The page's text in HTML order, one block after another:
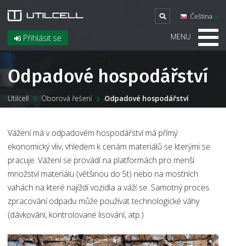
Přihlásit se
Čeština
MENU
Odpadové hospodářství
Utilcell Oborová řešení Odpadové hospodářství
Vážení má v odpadovém hospodářství má přímý
ekonomický vliv, vhledem k cenám materiálů se kterými se
pracuje. Vážení se provádí na platformách pro menší
množství materiálu (většinou do 5t) nebo na mostních
vahách na které najíždí vozidla a váží se. Samotný proces
zpracování odpadu může používat technologické váhy
(dávkování, kontrolované lisování, atp.)